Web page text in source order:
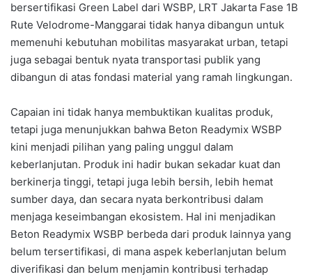
bersertifikasi Green Label dari WSBP, LRT Jakarta Fase 1B
Rute Velodrome-Manggarai tidak hanya dibangun untuk
memenuhi kebutuhan mobilitas masyarakat urban, tetapi
juga sebagai bentuk nyata transportasi publik yang
dibangun di atas fondasi material yang ramah lingkungan.
Capaian ini tidak hanya membuktikan kualitas produk,
tetapi juga menunjukkan bahwa Beton Readymix WSBP
kini menjadi pilihan yang paling unggul dalam
keberlanjutan. Produk ini hadir bukan sekadar kuat dan
berkinerja tinggi, tetapi juga lebih bersih, lebih hemat
sumber daya, dan secara nyata berkontribusi dalam
menjaga keseimbangan ekosistem. Hal ini menjadikan
Beton Readymix WSBP berbeda dari produk lainnya yang
belum tersertifikasi, di mana aspek keberlanjutan belum
diverifikasi dan belum menjamin kontribusi terhadap